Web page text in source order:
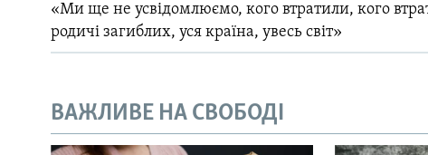
«Ми ще не усвідомлюємо, кого втратили, кого
родичі загиблих, уся країна, увесь світ»
ВАЖЛИВЕ НА СВОБОДІ